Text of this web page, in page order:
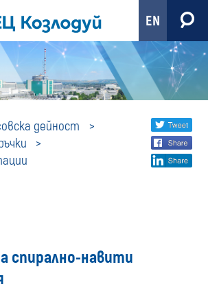
EN
дейност
Пазарни
консултации
Share
social
спирално-навити